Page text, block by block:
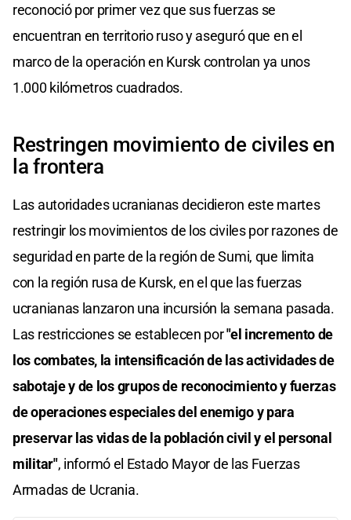
reconoció por primer vez que sus fuerzas se
encuentran en territorio ruso y aseguró que en el
marco de la operación en Kursk controlan ya unos
1.000 kilómetros cuadrados.
Restringen movimiento de civiles en
la frontera
Las autoridades ucranianas decidieron este martes
restringir los movimientos de los civiles por razones de
seguridad en parte de la región de Sumi, que limita
con la región rusa de Kursk, en el que las fuerzas
ucranianas lanzaron una incursión la semana pasada.
Las restricciones se establecen por"el incremento de
los combates, la intensificación de las actividades de
sabotaje y de los grupos de reconocimiento y fuerzas
de operaciones especiales del enemigo y para
preservar las vidas de la población civil y el personal
militar", informó el Estado Mayor de las Fuerzas
Armadas de Ucrania.